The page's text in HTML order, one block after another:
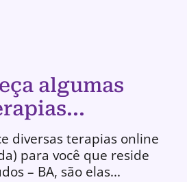
algumas
diversas terapias online
para você que reside
– BA, são elas...